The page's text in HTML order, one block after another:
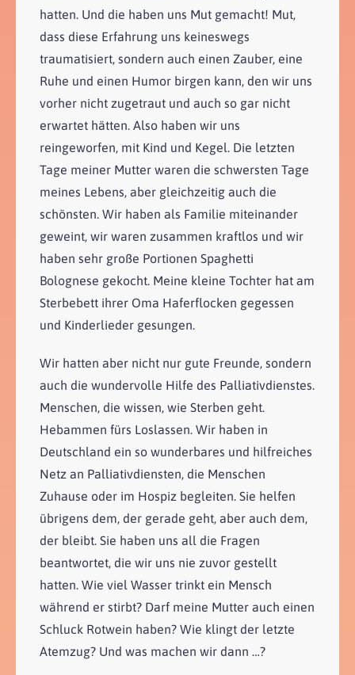
hatten. Und die haben uns Mut gemacht! Mut,
dass diese Erfahrung uns keineswegs
traumatisiert, sondern auch einen Zauber, eine
Ruhe und einen Humor birgen kann, den wir uns
vorher nicht zugetraut und auch so gar nicht
erwartet hätten. Also haben wir uns
reingeworfen, mit Kind und Kegel. Die letzten
Tage meiner Mutter waren die schwersten Tage
meines Lebens, aber gleichzeitig auch die
schönsten. Wir haben als Familie miteinander
geweint, wir waren zusammen kraftlos und wir
haben sehr große Portionen Spaghetti
Bolognese gekocht. Meine kleine Tochter hat am
Sterbebett ihrer Oma Haferflocken gegessen
und Kinderlieder gesungen.
Wir hatten aber nicht nur gute Freunde, sondern
auch die wundervolle Hilfe des Palliativdienstes.
Menschen, die wissen, wie Sterben geht.
Hebammen fürs Loslassen. Wir haben in
Deutschland ein so wunderbares und hilfreiches
Netz an Palliativdiensten, die Menschen
Zuhause oder im Hospiz begleiten. Sie helfen
übrigens dem, der gerade geht, aber auch dem,
der bleibt. Sie haben uns all die Fragen
beantwortet, die wir uns nie zuvor gestellt
hatten. Wie viel Wasser trinkt ein Mensch
während er stirbt? Darf meine Mutter auch einen
Schluck Rotwein haben? Wie klingt der letzte
Atemzug? Und was machen wir dann …?